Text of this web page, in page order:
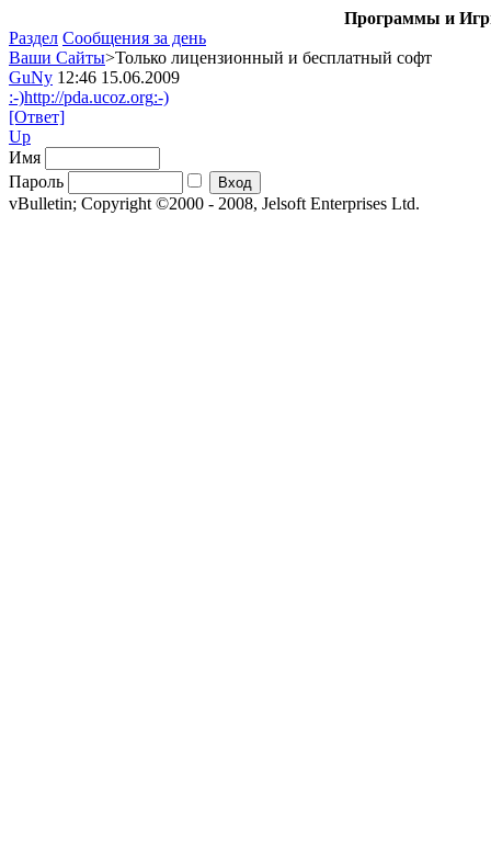
Программы и
Раздел Сообщения за день
Ваши Сайты>Только лицензионный и бесплатный софт
GuNy 12:46 15.06.2009
:-)http://pda.ucoz.org:-)
[Ответ]
Up
Имя
Пароль
vBulletin; Copyright ©2000 - 2008, Jelsoft Enterprises Ltd.